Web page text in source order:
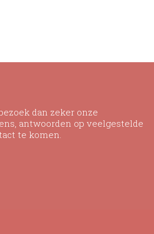
dan zeker onze
antwoorden op veelgestelde
te komen.